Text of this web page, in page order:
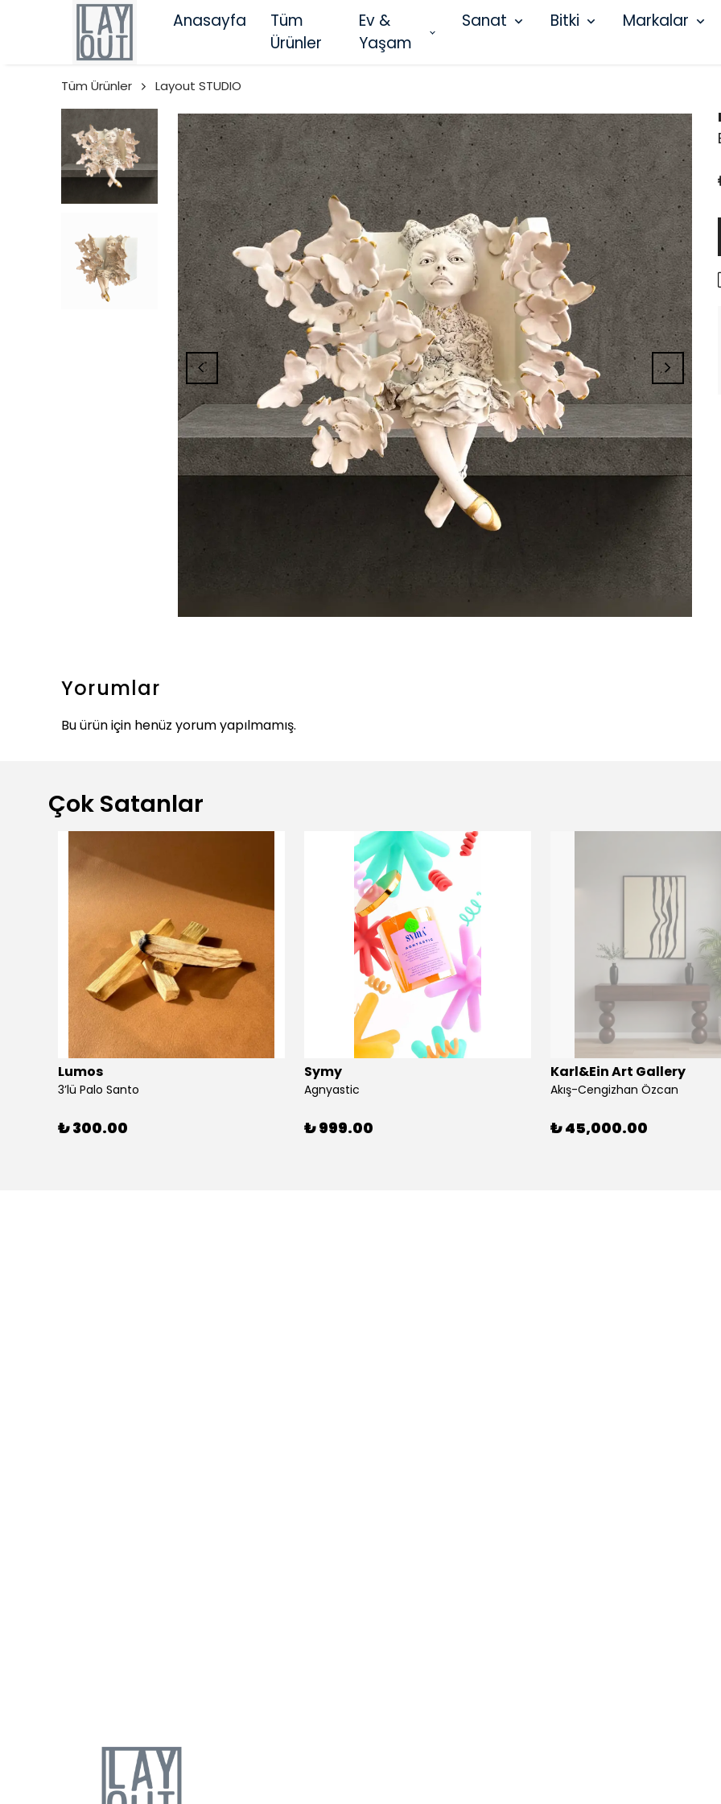
Anasayfa
Tüm
Ürünler
Ev &
Yaşam
Sanat Bitki Markalar
Tüm Ürünler Layout STUDIO
Yorumlar
Bu ürün için henüz yorum yapılmamış.
Çok Satanlar
Lumos
3’lü Palo Santo
₺ 300.00
Symy
Agnyastic
₺ 999.00
Karl&Ein Art Gallery
Akış-Cengizhan Özcan
₺ 45,000.00